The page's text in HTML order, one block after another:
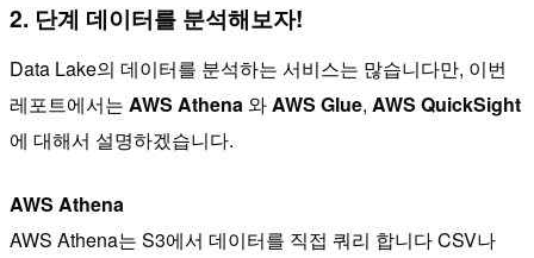
2. 단계 데이터를 분석해보자!
Data Lake의 데이터를 분석하는 서비스는 많습니다만, 이번
레포트에서는 AWS Athena와AWS Glue, AWS QuickSight
에 대해서 설명하겠습니다.
AWS Athena
AWS Athena는 S3에서 데이터를 직접 쿼리 합니다 CSV나